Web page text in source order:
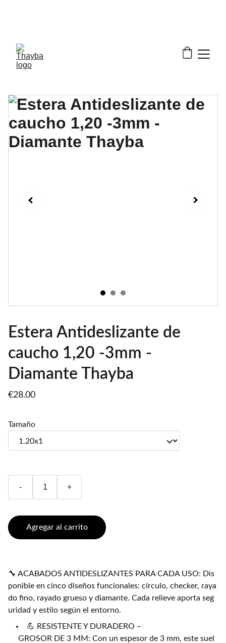
Estera Antideslizante de
caucho 1,20 -3mm -
Diamante Thayba
€28.00
Tamaño
- +
Agregar al carrito
🔧 ACABADOS ANTIDESLIZANTES PARA CADA USO: Dis
ponible en cinco diseños funcionales: círculo, checker, raya
do fino, rayado grueso y diamante. Cada relieve aporta seg
uridad y estilo según el entorno.
💪 RESISTENTE Y DURADERO –
GROSOR DE 3 MM: Con un espesor de 3 mm, este suel